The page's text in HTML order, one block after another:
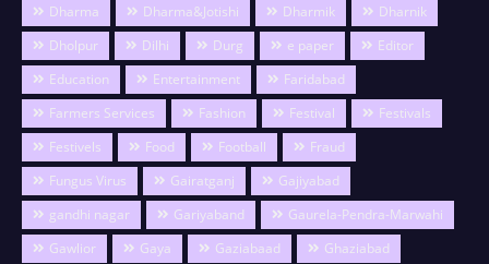
Dharma
Dharma&Jotishi Dharmik
Dharnik
Dholpur
Dilhi Durg e paper
Editor
Education
Entertainment
Faridabad
Farmers Services
Fashion Festival
Festivals
Festivels
Food Football
Fraud
Fungus Virus
Gairatganj
Gajiyabad
gandhi nagar
Gariyaband
Gaurela-Pendra-Marwahi
Gawlior
Gaya Gaziabaad
Ghaziabad